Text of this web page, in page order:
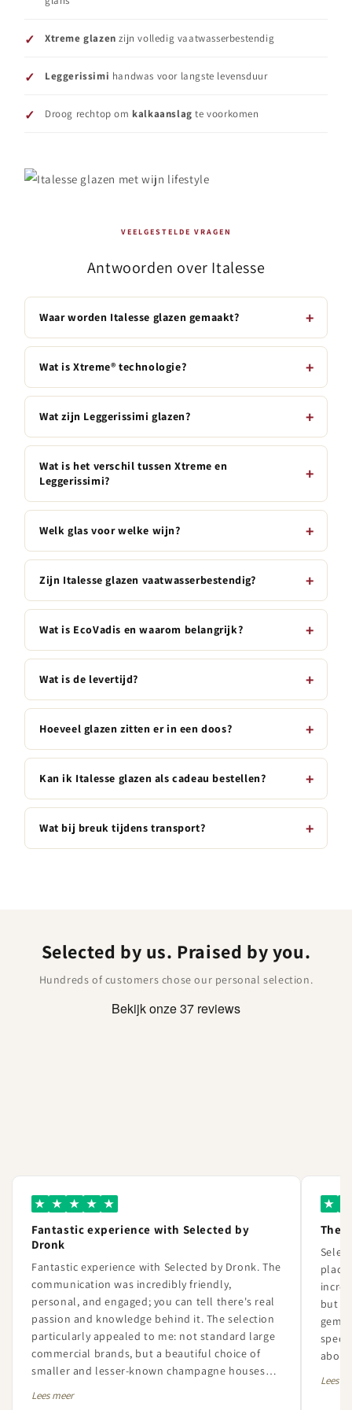
Xtreme glazen zijn volledig vaatwasserbestendig
Leggerissimi handwas voor langste levensduur
Droog rechtop om kalkaanslag te voorkomen
VEELGESTELDE VRAGEN
Antwoorden over Italesse
Waar worden Italesse glazen gemaakt?
Wat is Xtreme® technologie?
Wat zijn Leggerissimi glazen?
Wat is het verschil tussen Xtreme en
Leggerissimi?
Welk glas voor welke wijn?
Zijn Italesse glazen vaatwasserbestendig?
Wat is EcoVadis en waarom belangrijk?
Wat is de levertijd?
Hoeveel glazen zitten er in een doos?
Kan ik Italesse glazen als cadeau bestellen?
Wat bij breuk tijdens transport?
Selected by us. Praised by you.
Hundreds of customers chose our personal selection.
★ ★ ★ ★ ★
Fantastic experience with Selected by
Dronk
Fantastic experience with Selected by Dronk. The
communication was incredibly friendly,
personal, and engaged; you can tell there's real
passion and knowledge behind it. The selection
particularly appealed to me: not standard large
commercial brands, but a beautiful choice of
smaller and lesser-known champagne houses
Lees meer
★
The
place
but
gem.
Lees